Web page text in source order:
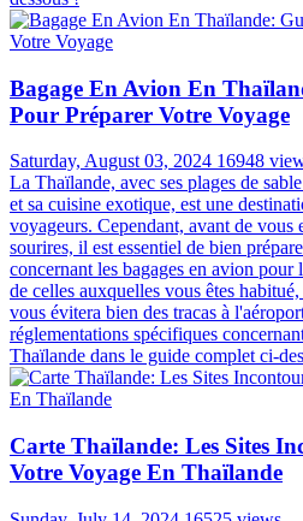
S'habiller En Thaïlande?
Vous prévoyez un voyage en
plus importantes à se poser en faisant
s'habiller en Thaïlande . Le climat
variés et son riche patrimoine culturel
vêtements de voyage en Thaïlande
la ville aux temples sereins en passant
chaque environnement nécessite des
Dans ce guide, nous explorerons
confortablement, respectueusement et
aventure thaïlandaise, vous assurant
aspect de votre voyage.
Voyager Au Vietnam: La